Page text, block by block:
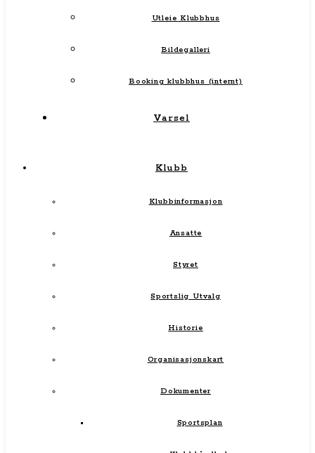
Utleie Klubbhus
Bildegalleri
Booking klubbhus (internt)
Varsel
Klubb
Klubbinformasjon
Ansatte
Styret
Sportslig Utvalg
Historie
Organisasjonskart
Dokumenter
Sportsplan